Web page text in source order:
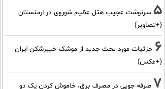
5 سرنوشت عجیب هتل عظیم شوروی در ارمنستان
(+تصاویر)
6 جزئیات مورد بحث جدید از موشک خیبرشکن ایران
(+عکس)
7 صرفه جویی در مصرف برق، خاموش کردن یک دو